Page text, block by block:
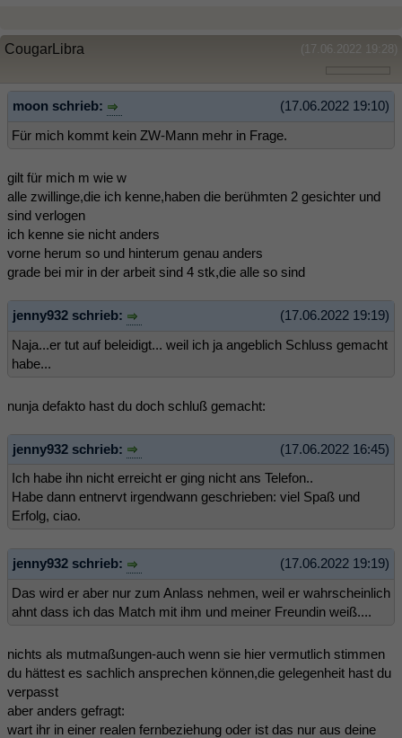
(17.06.2022 19:28)
CougarLibra
(17.06.2022 19:10)
moon schrieb:
Für mich kommt kein ZW-Mann mehr in Frage.
gilt für mich m wie w
alle zwillinge,die ich kenne,haben die berühmten 2 gesichter und
sind verlogen
ich kenne sie nicht anders
vorne herum so und hinterum genau anders
grade bei mir in der arbeit sind 4 stk,die alle so sind
(17.06.2022 19:19)
jenny932 schrieb:
Naja...er tut auf beleidigt... weil ich ja angeblich Schluss gemacht
habe...
nunja defakto hast du doch schluß gemacht:
(17.06.2022 16:45)
jenny932 schrieb:
Ich habe ihn nicht erreicht er ging nicht ans Telefon..
Habe dann entnervt irgendwann geschrieben: viel Spaß und
Erfolg, ciao.
(17.06.2022 19:19)
jenny932 schrieb:
Das wird er aber nur zum Anlass nehmen, weil er wahrscheinlich
ahnt dass ich das Match mit ihm und meiner Freundin weiß....
nichts als mutmaßungen-auch wenn sie hier vermutlich stimmen
du hättest es sachlich ansprechen können,die gelegenheit hast du
verpasst
aber anders gefragt:
wart ihr in einer realen fernbeziehung oder ist das nur aus deine